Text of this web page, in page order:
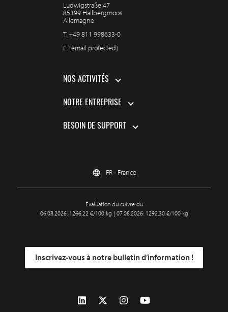
Ludwigstraße 47
85399 Hallbergmoos
Allemagne
T.+49 811 998633-0
E. [email protected]
NOS ACTIVITÉS
NOTRE ENTREPRISE
BESOIN DE SUPPORT
FR - France
Évaluation du cuivre du
06.08.2026: 1266,22 €/100 kg | 07.08.2026: 1292,30 €/100 kg
Inscrivez-vous à notre bulletin d’information !